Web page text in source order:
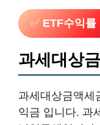
✅ ETF수익률
과세대상
과세대상금액세
익금 입니다. 과